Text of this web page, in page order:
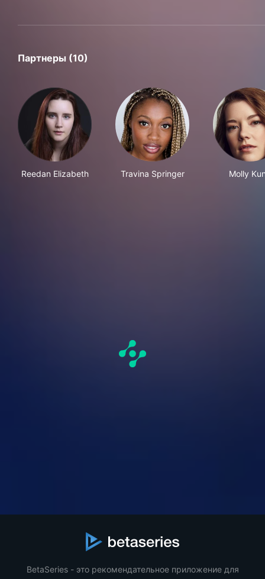
Партнеры (10)
Reedan Elizabeth Travina Springer Molly
BetaSeries - это рекомендательное приложение для